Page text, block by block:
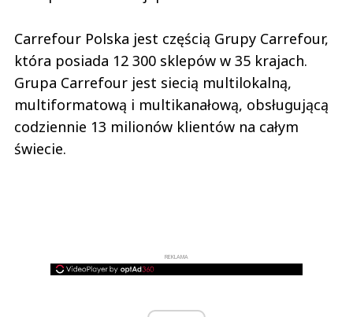
Carrefour Polska jest częścią Grupy Carrefour,
która posiada 12 300 sklepów w 35 krajach.
Grupa Carrefour jest siecią multilokalną,
multiformatową i multikanałową, obsługującą
codziennie 13 milionów klientów na całym
świecie.
REKLAMA